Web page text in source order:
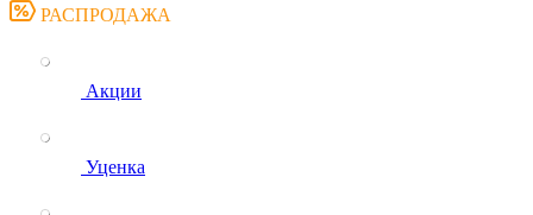
РАСПРОДАЖА
Акции
Уценка